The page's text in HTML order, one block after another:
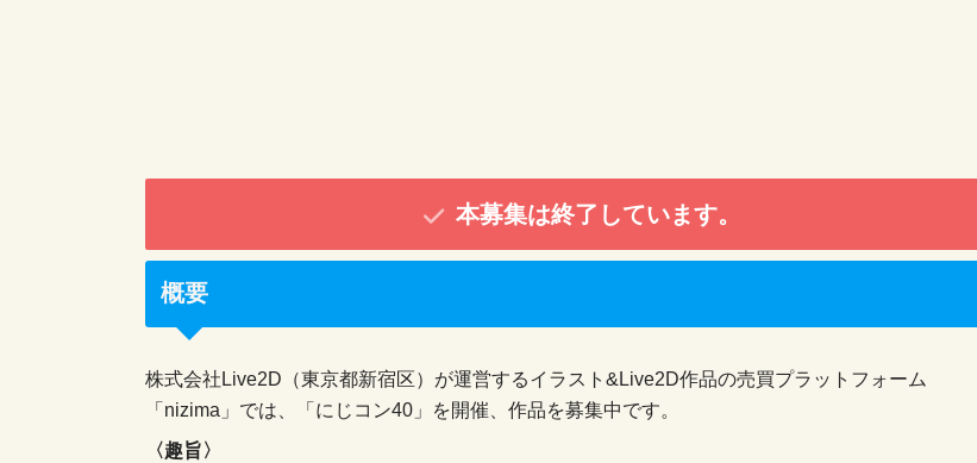
本募集は終了しています。
概要
株式会社Live2D（東京都新宿区）が運営するイラスト&Live2D作品の売買プラットフォーム
「nizima」では、「にじコン40」を開催、作品を募集中です。
〈趣旨〉